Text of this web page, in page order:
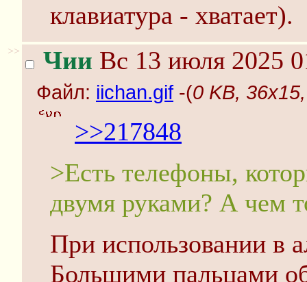
клавиатура - хватает).
>> Чии Вс 13 июля 2025
Файл: iichan.gif -(0 KB,
>>217848
>Есть телефоны,
двумя руками? А чем
При использовании в
Большими пальцами